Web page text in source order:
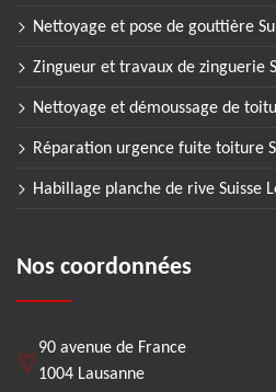
Nettoyage et pose de gouttière
Zingueur et travaux de zinguerie
Nettoyage et démoussage de
Réparation urgence fuite toiture
Habillage planche de rive Suisse
Nos coordonnées
90 avenue de France
1004 Lausanne